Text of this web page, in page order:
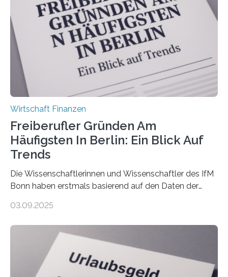
Versicherungsvertreter*innen und -makler*innen. Ein
Ergebnis: Deutlich mehr als die Hälfte der Befragten ist
über 50 Jahre alt und wird in den nächsten Jahren eine
Nachfolgeregelung benötigen. Aber nur ein Drittel hat
bereits Regelungen…
Wirtschaft Finanzen
Freiberufler Gründen Am
Häufigsten In Berlin: Ein Blick Auf
Trends
Die Wissenschaftlerinnen und Wissenschaftler des IfM
Bonn haben erstmals basierend auf den Daten der
Landkreise mit den meisten Gründungen von
ist demnach Berlin. Betrachtet man nur die Gründungen
der Freiberuflerinnen, so liegt Leipzig an der Spitze. In
Berlin starteten in 2024 die meisten Personen in eine
eigene freiberufliche Existenz, dahinter folgten die
03.09.2025